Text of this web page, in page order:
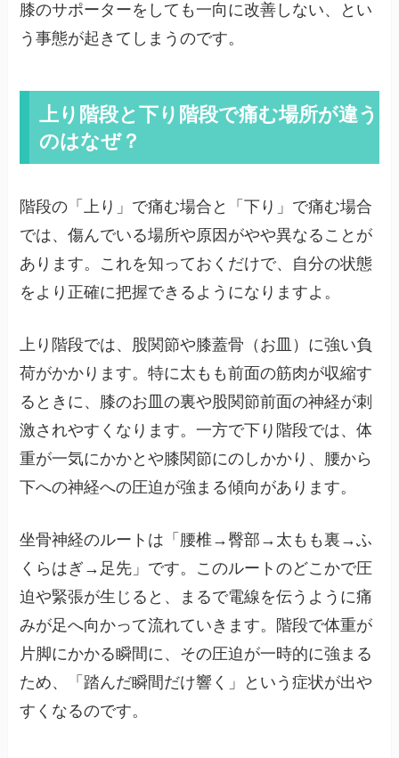
膝のサポーターをしても一向に改善しない、とい
う事態が起きてしまうのです。
上り階段と下り階段で痛む場所が違う
のはなぜ？
階段の「上り」で痛む場合と「下り」で痛む場合
では、傷んでいる場所や原因がやや異なることが
あります。これを知っておくだけで、自分の状態
をより正確に把握できるようになりますよ。
上り階段では、股関節や膝蓋骨（お皿）に強い負
荷がかかります。特に太もも前面の筋肉が収縮す
るときに、膝のお皿の裏や股関節前面の神経が刺
激されやすくなります。一方で下り階段では、体
重が一気にかかとや膝関節にのしかかり、腰から
下への神経への圧迫が強まる傾向があります。
坐骨神経のルートは「腰椎→臀部→太もも裏→ふ
くらはぎ→足先」です。このルートのどこかで圧
迫や緊張が生じると、まるで電線を伝うように痛
みが足へ向かって流れていきます。階段で体重が
片脚にかかる瞬間に、その圧迫が一時的に強まる
ため、「踏んだ瞬間だけ響く」という症状が出や
すくなるのです。